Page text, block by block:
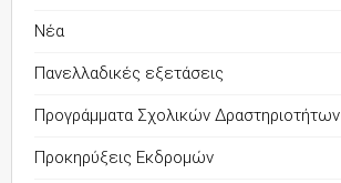
Νέα
Πανελλαδικές εξετάσεις
Προγράμματα Σχολικών Δραστηριοτήτων
Προκηρύξεις Εκδρομών